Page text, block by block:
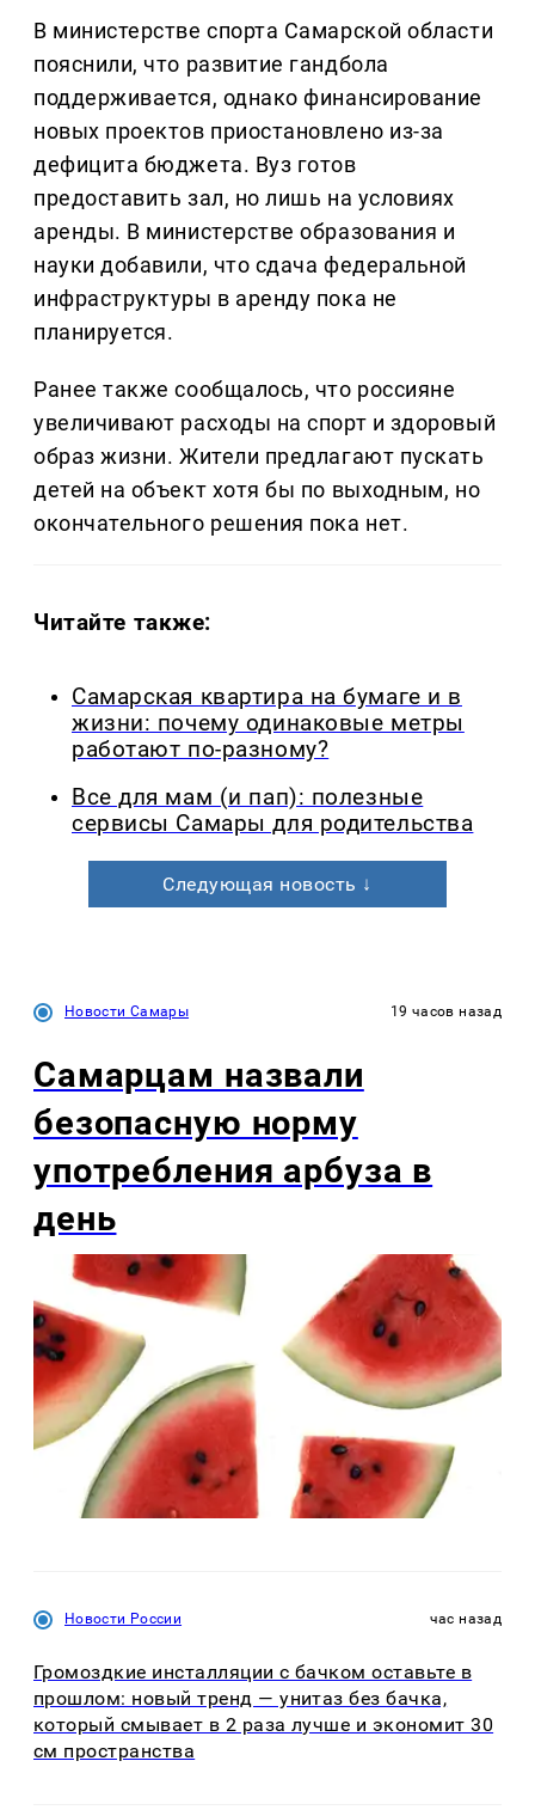
В министерстве спорта Самарской области
пояснили, что развитие гандбола
поддерживается, однако финансирование
новых проектов приостановлено из-за
дефицита бюджета. Вуз готов
предоставить зал, но лишь на условиях
аренды. В министерстве образования и
науки добавили, что сдача федеральной
инфраструктуры в аренду пока не
планируется.
Ранее также сообщалось, что россияне
увеличивают расходы на спорт и здоровый
образ жизни. Жители предлагают пускать
детей на объект хотя бы по выходным, но
окончательного решения пока нет.
Читайте также:
Самарская квартира на бумаге и в
жизни: почему одинаковые метры
работают по-разному?
Все для мам (и пап): полезные
сервисы Самары для родительства
Следующая новость ↓
Новости Самары 19 часов назад
Самарцам назвали
безопасную норму
употребления арбуза в
день
Новости России час назад
Громоздкие инсталляции с бачком оставьте в
прошлом: новый тренд — унитаз без бачка,
который смывает в 2 раза лучше и экономит 30
см пространства